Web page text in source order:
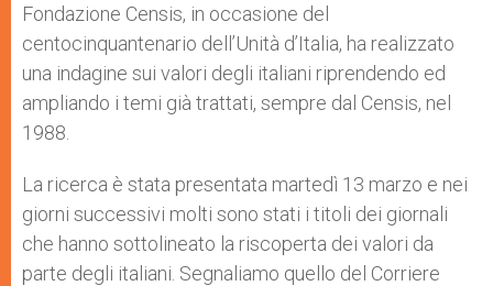
Fondazione Censis, in occasione del
centocinquantenario dell’Unità d’Italia, ha realizzato
una indagine sui valori degli italiani riprendendo ed
ampliando i temi già trattati, sempre dal Censis, nel
1988.
La ricerca è stata presentata martedì 13 marzo e nei
giorni successivi molti sono stati i titoli dei giornali
che hanno sottolineato la riscoperta dei valori da
parte degli italiani. Segnaliamo quello del Corriere